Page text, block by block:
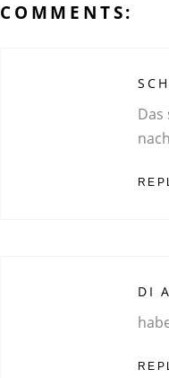
COMMENTS:
Das
DI